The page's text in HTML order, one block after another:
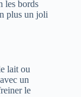
les bords
plus un joli
lait ou
un
le